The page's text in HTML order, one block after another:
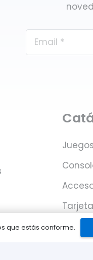
Juegos
que estás conforme.